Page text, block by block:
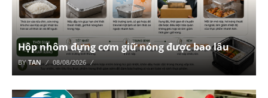
Hộp nhôm đựng cơm giữ nóng được bao lâu
BYTAN 08/08/2026